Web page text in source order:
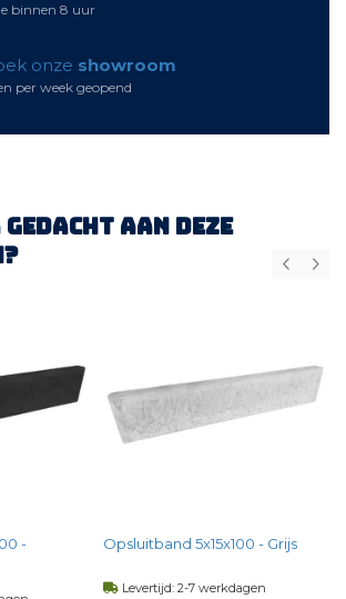
binnen 8 uur
onze showroom
per week geopend
gedacht aan deze
-
Opsluitband 5x15x100 - Grijs
Levertijd: 2-7 werkdagen